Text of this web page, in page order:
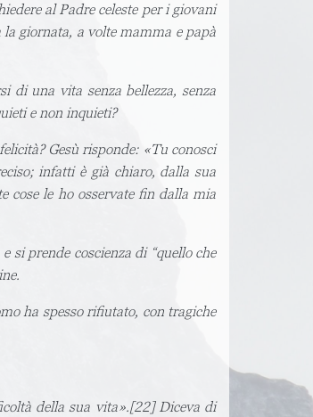
al Padre celeste per i giovani
giornata, a volte mamma e papà
di una vita senza bellezza, senza
e non inquieti?
Gesù risponde: «Tu conosci
infatti è già chiaro, dalla sua
cose le ho osservate fin dalla mia
prende coscienza di “quello che
ha spesso rifiutato, con tragiche
della sua vita».[22] Diceva di